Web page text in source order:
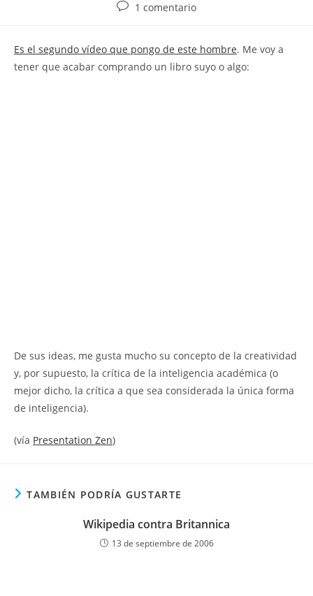
de
Comentarios
entrada:
1 comentario
Es el segundo vídeo que pongo de este hombre. Me voy a
tener que acabar comprando un libro suyo o algo:
De sus ideas, me gusta mucho su concepto de la creatividad
y, por supuesto, la crítica de la inteligencia académica (o
mejor dicho, la crítica a que sea considerada la única forma
de inteligencia).
(vía Presentation Zen)
TAMBIÉN PODRÍA GUSTARTE
Wikipedia contra Britannica
13 de septiembre de 2006